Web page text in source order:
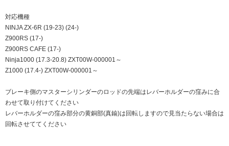
対応機種
NINJA ZX-6R (19-23) (24-)
Z900RS (17-)
Z900RS CAFE (17-)
Ninja1000 (17.3-20.8) ZXT00W-000001～
Z1000 (17.4-) ZXT00W-000001～
ブレーキ側のマスターシリンダーのロッドの先端はレバーホルダーの窪みに合
わせて取り付けてください
レバーホルダーの窪み部分の黄銅部(真鍮)は回転しますので見当たらない場合は
回転させててください